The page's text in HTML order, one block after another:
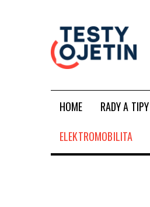
HOME RADY A TIPY
ELEKTROMOBILITA